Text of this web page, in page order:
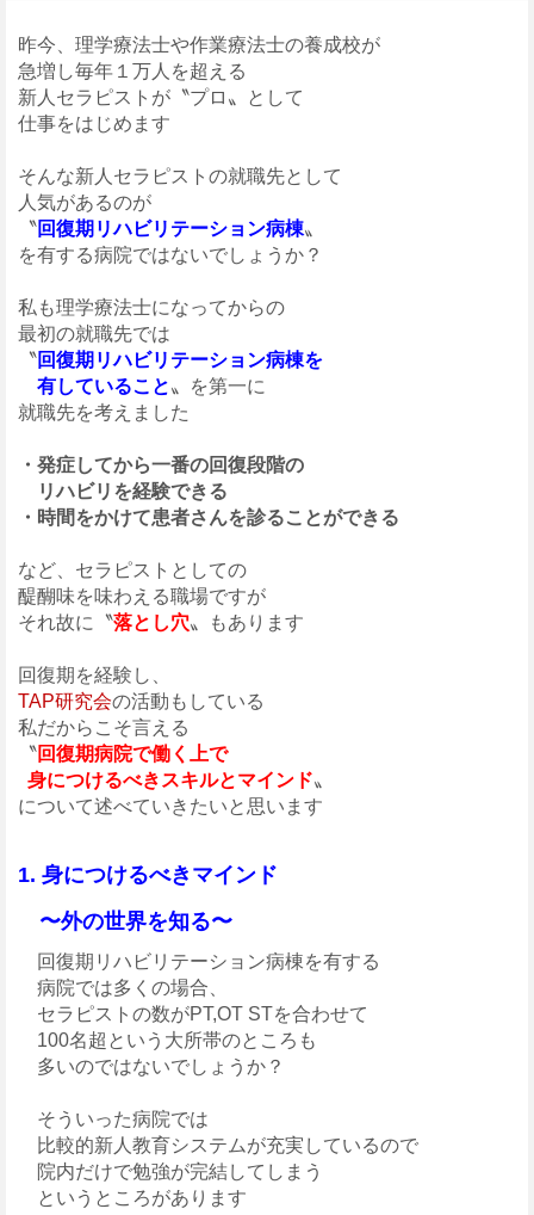
昨今、理学療法士や作業療法士の養成校が
急増し毎年１万人を超える
新人セラピストが〝プロ〟として
仕事をはじめます
そんな新人セラピストの就職先として
人気があるのが
〝回復期リハビリテーション病棟〟
を有する病院ではないでしょうか？
私も理学療法士になってからの
最初の就職先では
〝回復期リハビリテーション病棟を
有していること〟を第一に
就職先を考えました
・発症してから一番の回復段階の
リハビリを経験できる
・時間をかけて患者さんを診ることができる
など、セラピストとしての
醍醐味を味わえる職場ですが
それ故に〝落とし穴〟もあります
回復期を経験し、
TAP研究会の活動もしている
私だからこそ言える
〝回復期病院で働く上で
身につけるべきスキルとマインド〟
について述べていきたいと思います
1. 身につけるべきマインド
〜外の世界を知る〜
回復期リハビリテーション病棟を有する
病院では多くの場合、
セラピストの数がPT,OT STを合わせて
100名超という大所帯のところも
多いのではないでしょうか？
そういった病院では
比較的新人教育システムが充実しているので
院内だけで勉強が完結してしまう
というところがあります